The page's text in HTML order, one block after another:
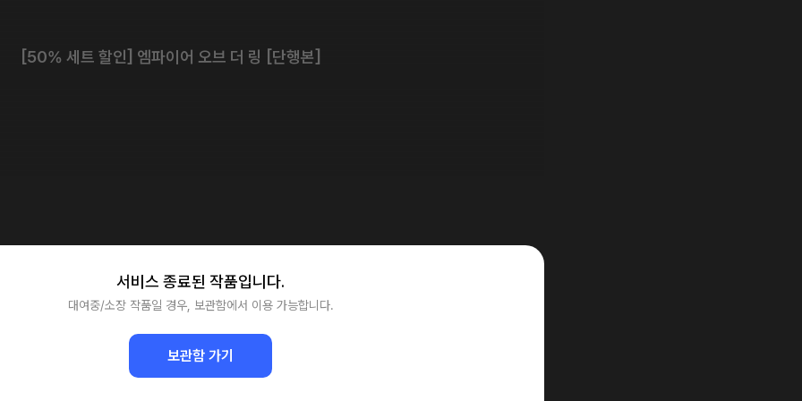
[50% 세트 할인] 엠파이어 오브 더 링 [단행본]
서비스 종료된 작품입니다.
대여중/소장 작품일 경우, 보관함에서 이용 가능합니다.
보관함 가기